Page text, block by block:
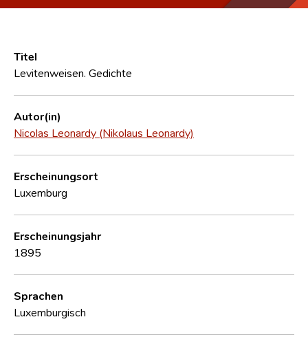
Häufige Fragen und Antworten
CNL
Forschungsgruppe
Kontakt
Titel
Levitenweisen. Gedichte
Autor(in)
Nicolas Leonardy (Nikolaus Leonardy)
Erscheinungsort
Luxemburg
Erscheinungsjahr
1895
Sprachen
Luxemburgisch